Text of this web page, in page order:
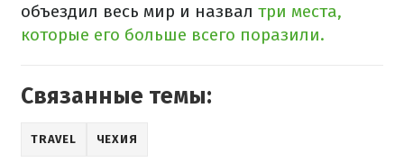
объездил весь мир и назвал три места,
которые его больше всего поразили.
Связанные темы:
TRAVEL ЧЕХИЯ